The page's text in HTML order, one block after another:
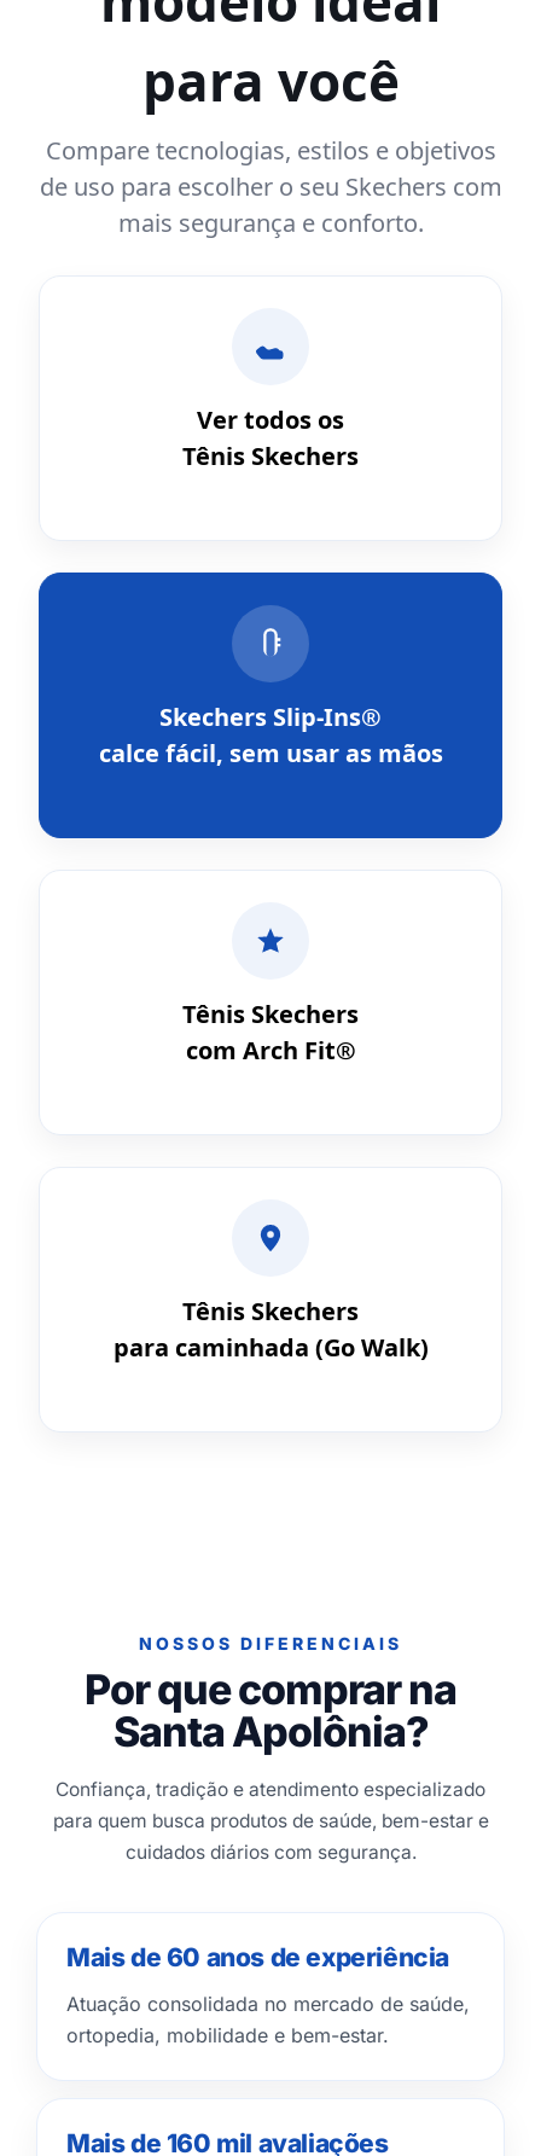
para você
Compare tecnologias, estilos e objetivos
de uso para escolher o seu Skechers com
mais segurança e conforto.
Ver todos os
Tênis Skechers
Skechers Slip-Ins®
calce fácil, sem usar as mãos
Tênis Skechers
com Arch Fit®
Tênis Skechers
para caminhada (Go Walk)
NOSSOS DIFERENCIAIS
Por que comprar na
Santa Apolônia?
Confiança, tradição e atendimento especializado
para quem busca produtos de saúde, bem-estar e
cuidados diários com segurança.
Mais de 60 anos de experiência
Atuação consolidada no mercado de saúde,
ortopedia, mobilidade e bem-estar.
Mais de 160 mil avaliações